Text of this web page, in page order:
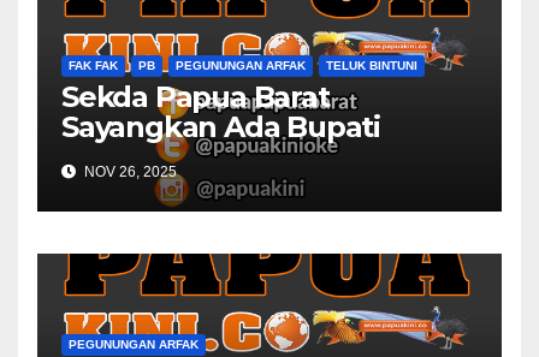
FAK FAK PB PEGUNUNGAN ARFAK TELUK BINTUNI
Sekda Papua Barat
Sayangkan Ada Bupati
Belum Sempat Hadir Rapat
Monev dan Asistensi APBD
2025
NOV 26, 2025
PEGUNUNGAN ARFAK